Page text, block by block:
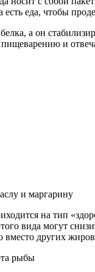
еда, чтобы
а он
пищеварению и
и маргарину
на тип
вида могут
вместо других
рыбы